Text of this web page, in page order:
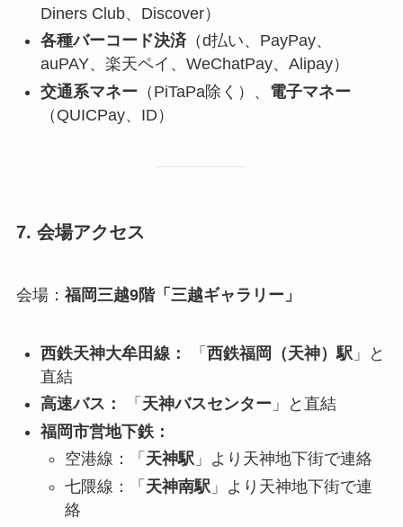
Diners Club、Discover）
各種バーコード決済（d払い、PayPay、
auPAY、楽天ペイ、WeChatPay、Alipay）
交通系マネー （PiTaPa除く）、 電子マネー
（QUICPay、ID）
7. 会場アクセス
会場： 福岡三越9階「三越ギャラリー」
西鉄天神大牟田線： 「 西鉄福岡（天神）駅 」と
直結
高速バス：
「 天神バスセンター 」と直結
福岡市営地下鉄：
空港線：「 天神駅」より天神地下街で連絡
七隈線：「 天神南駅 」より天神地下街で連
絡